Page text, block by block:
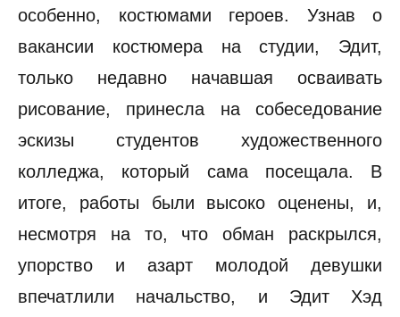
особенно, костюмами героев. Узнав о
вакансии костюмера на студии, Эдит,
только недавно начавшая осваивать
рисование, принесла на собеседование
эскизы студентов художественного
колледжа, который сама посещала. В
итоге, работы были высоко оценены, и,
несмотря на то, что обман раскрылся,
упорство и азарт молодой девушки
впечатлили начальство, и Эдит Хэд